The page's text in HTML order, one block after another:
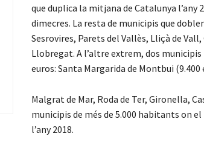
que duplica la mitjana de Catalunya l’any
dimecres. La resta de municipis que
Sesrovires, Parets del Vallès, Lliçà de
Llobregat. A l’altre extrem, dos
euros: Santa Margarida de Montbui (9.400
Malgrat de Mar, Roda de Ter, Gironella,
municipis de més de 5.000 habitants on
l’any 2018.